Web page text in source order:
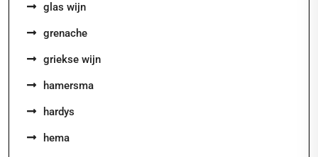
glas wijn
grenache
griekse wijn
hamersma
hardys
hema